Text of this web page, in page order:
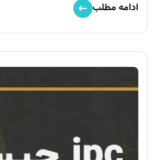
ادامه مطلب